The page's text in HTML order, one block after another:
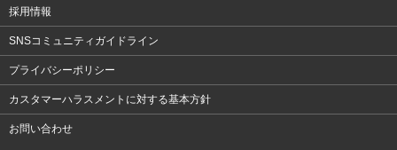
採用情報
SNSコミュニティガイドライン
プライバシーポリシー
カスタマーハラスメントに対する基本方針
お問い合わせ